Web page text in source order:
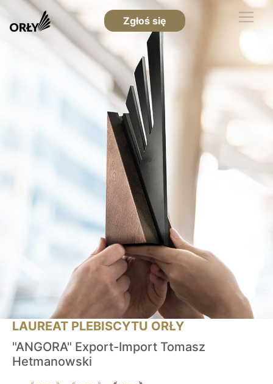
Zgłoś się
LAUREAT PLEBISCYTU ORŁY
"ANGORA" Export-Import Tomasz
Hetmanowski